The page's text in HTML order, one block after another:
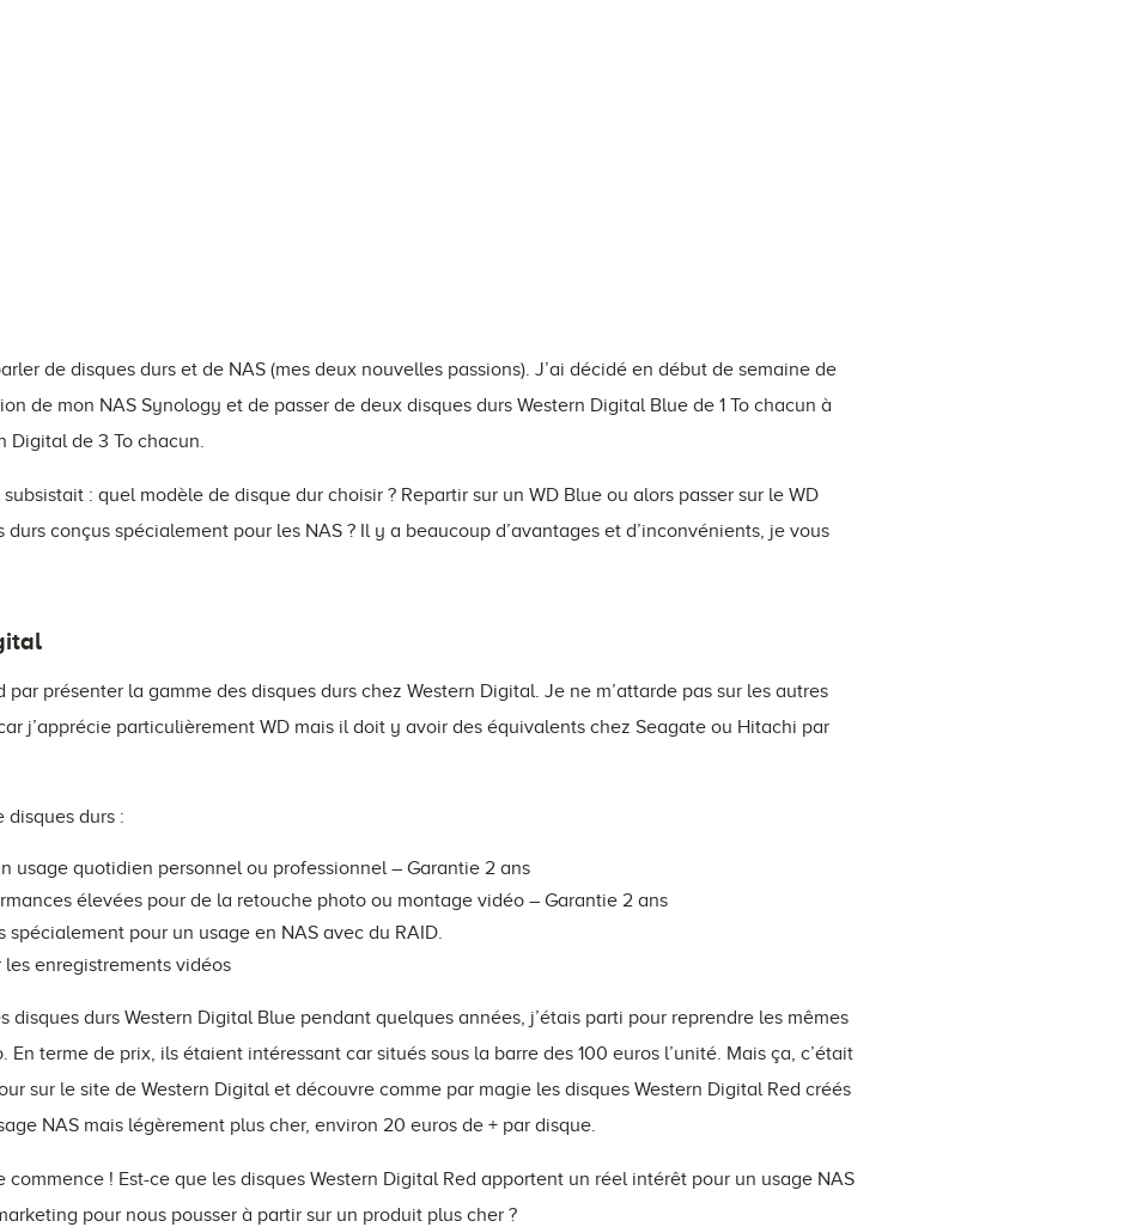
de disques durs et de NAS (mes deux nouvelles passions). J’ai décidé en début de semaine de
de mon NAS Synology et de passer de deux disques durs Western Digital Blue de 1 To chacun à
Digital de 3 To chacun.
: quel modèle de disque dur choisir ? Repartir sur un WD Blue ou alors passer sur le WD
durs conçus spécialement pour les NAS ? Il y a beaucoup d’avantages et d’inconvénients, je vous
par présenter la gamme des disques durs chez Western Digital. Je ne m’attarde pas sur les autres
j’apprécie particulièrement WD mais il doit y avoir des équivalents chez Seagate ou Hitachi par
disques durs :
usage quotidien personnel ou professionnel – Garantie 2 ans
élevées pour de la retouche photo ou montage vidéo – Garantie 2 ans
spécialement pour un usage en NAS avec du RAID.
les enregistrements vidéos
disques durs Western Digital Blue pendant quelques années, j’étais parti pour reprendre les mêmes
En terme de prix, ils étaient intéressant car situés sous la barre des 100 euros l’unité. Mais ça, c’était
sur le site de Western Digital et découvre comme par magie les disques Western Digital Red créés
NAS mais légèrement plus cher, environ 20 euros de + par disque.
commence ! Est-ce que les disques Western Digital Red apportent un réel intérêt pour un usage NAS
pour nous pousser à partir sur un produit plus cher ?